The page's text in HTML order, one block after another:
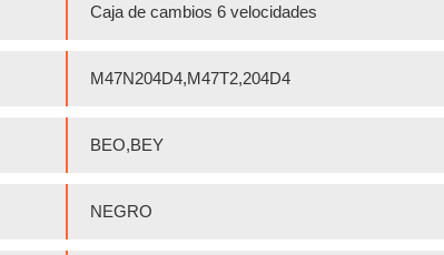
Caja de cambios 6 velocidades
M47N204D4,M47T2,204D4
BEO,BEY
NEGRO